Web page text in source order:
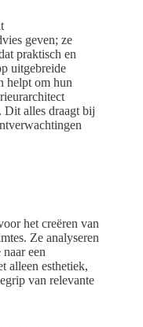
geven; ze
praktisch en
uitgebreide
helpt om hun
Dit alles draagt bij
het creëren van
Ze analyseren
een
alleen esthetiek,
van relevante